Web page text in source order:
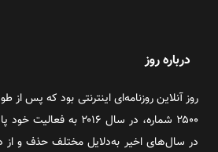
درباره روز
۲۵۰۰ شماره، در سال ۲۰۱۶
در سال‌های اخیر به‌دلایل مختلف حذف و